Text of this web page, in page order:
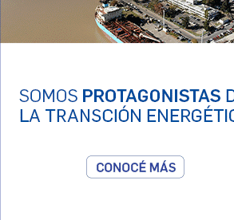
Mueren siete
Gaza por
Israel en medio del
Los bombardeos se realizaron
de “civiles desplazados cerca de